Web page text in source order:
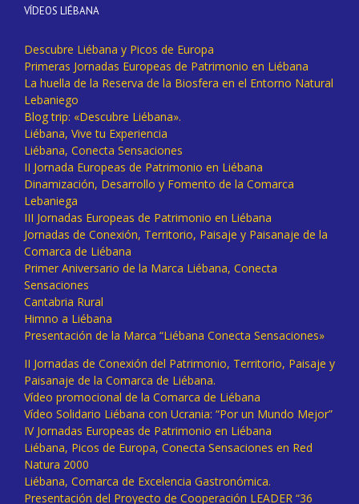
VÍDEOS LIÉBANA
Descubre Liébana y Picos de Europa
Primeras Jornadas Europeas de Patrimonio en Liébana
La huella de la Reserva de la Biosfera en el Entorno Natural
Lebaniego
Blog trip: «Descubre Liébana».
Liébana, Vive tu Experiencia
Liébana, Conecta Sensaciones
II Jornada Europeas de Patrimonio en Liébana
Dinamización, Desarrollo y Fomento de la Comarca
Lebaniega
III Jornadas Europeas de Patrimonio en Liébana
Jornadas de Conexión, Territorio, Paisaje y Paisanaje de la
Comarca de Liébana
Primer Aniversario de la Marca Liébana, Conecta
Sensaciones
Cantabria Rural
Himno a Liébana
Presentación de la Marca “Liébana Conecta Sensaciones»
II Jornadas de Conexión del Patrimonio, Territorio, Paisaje y
Paisanaje de la Comarca de Liébana.
Vídeo promocional de la Comarca de Liébana
Vídeo Solidario Liébana con Ucrania: “Por un Mundo Mejor”
IV Jornadas Europeas de Patrimonio en Liébana
Liébana, Picos de Europa, Conecta Sensaciones en Red
Natura 2000
Liébana, Comarca de Excelencia Gastronómica.
Presentación del Proyecto de Cooperación LEADER “36